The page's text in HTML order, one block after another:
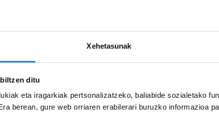
Xehetasunak
ditu
eta iragarkiak pertsonalizatzeko, baliabide sozialetako
berean, gure web orriaren erabilerari buruzko informazioa